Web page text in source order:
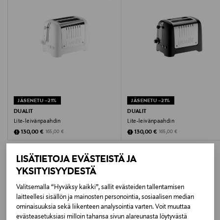
LISÄTIETOJA EVÄSTEISTÄ JA
YKSITYISYYDESTÄ
Valitsemalla “Hyväksy kaikki”, sallit evästeiden tallentamisen
laitteellesi sisällön ja mainosten personointia, sosiaalisen median
ominaisuuksia sekä liikenteen analysointia varten. Voit muuttaa
evästeasetuksiasi milloin tahansa sivun alareunasta löytyvästä
Kaksi vuotta.
KUPARINPUNAINEN
Valmistusmaa
Yhdistynyt kuningaskunta
Valmistajan osoite
Kauppalantie 14B, 02700 Kauniainen, Finland
JÄSENETU –21%
DUALIT
Lite-leivänpaahdin
Discounted Price
130,00 € Original Price
165,00 €
JÄSENETU –21%
DUALIT
Lite-leivänpaahdin
Discounted Price
130,00 € Original Price
165,00 €
LISÄÄ KIINNOSTAVIA